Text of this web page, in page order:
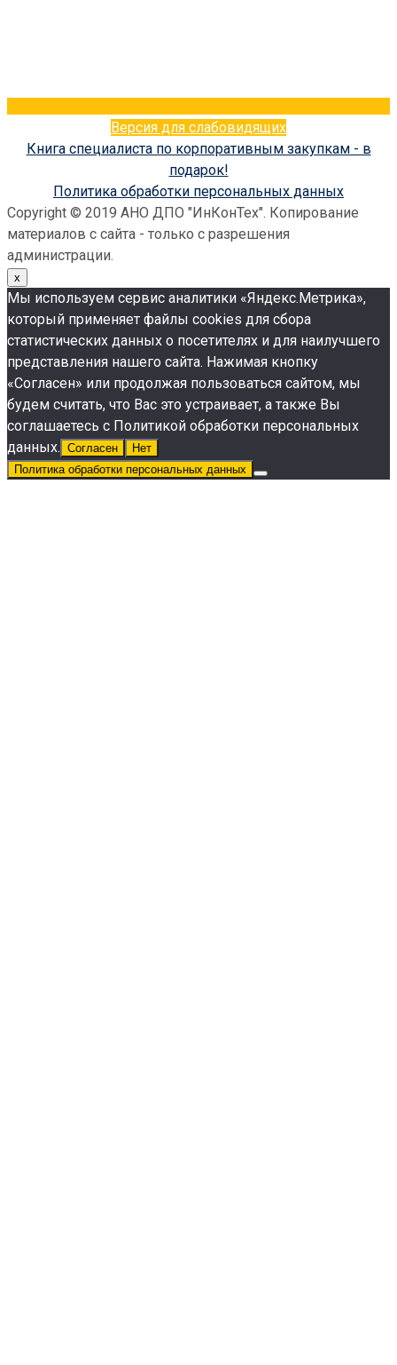
Версия для слабовидящих
Книга специалиста по корпоративным закупкам - в
подарок!
Политика обработки персональных данных
Copyright © 2019 АНО ДПО "ИнКонТех". Копирование
материалов с сайта - только с разрешения
администрации.
x
Мы используем сервис аналитики «Яндекс.Метрика»,
который применяет файлы сookies для сбора
статистических данных о посетителях и для наилучшего
представления нашего сайта. Нажимая кнопку
«Согласен» или продолжая пользоваться сайтом, мы
будем считать, что Вас это устраивает, а также Вы
соглашаетесь с Политикой обработки персональных
данных. Согласен
Нет
Политика обработки персональных данных